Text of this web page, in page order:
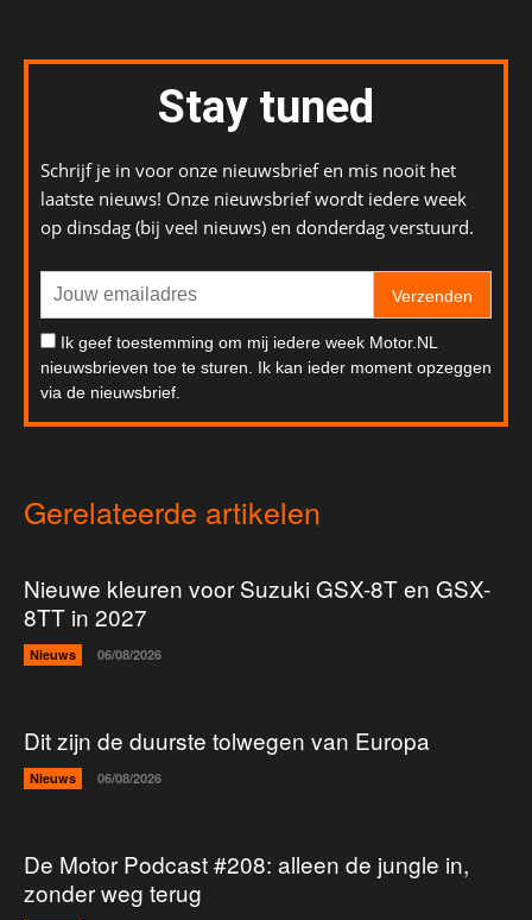
Stay tuned
Schrijf je in voor onze nieuwsbrief en mis nooit het
laatste nieuws! Onze nieuwsbrief wordt iedere week
op dinsdag (bij veel nieuws) en donderdag verstuurd.
Verzenden
Ik geef toestemming om mij iedere week Motor.NL
nieuwsbrieven toe te sturen. Ik kan ieder moment opzeggen
via de nieuwsbrief.
Gerelateerde artikelen
Nieuwe kleuren voor Suzuki GSX-8T en GSX-
8TT in 2027
Nieuws 06/08/2026
Dit zijn de duurste tolwegen van Europa
Nieuws 06/08/2026
De Motor Podcast #208: alleen de jungle in,
zonder weg terug